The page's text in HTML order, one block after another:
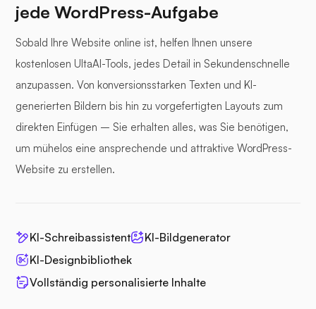
jede WordPress-Aufgabe
Sobald Ihre Website online ist, helfen Ihnen unsere
kostenlosen UltaAI-Tools, jedes Detail in Sekundenschnelle
anzupassen. Von konversionsstarken Texten und KI-
generierten Bildern bis hin zu vorgefertigten Layouts zum
direkten Einfügen – Sie erhalten alles, was Sie benötigen,
um mühelos eine ansprechende und attraktive WordPress-
Website zu erstellen.
KI-Schreibassistent
KI-Bildgenerator
KI-Designbibliothek
Vollständig personalisierte Inhalte